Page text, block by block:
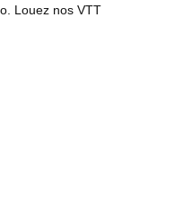
Louez nos VTT